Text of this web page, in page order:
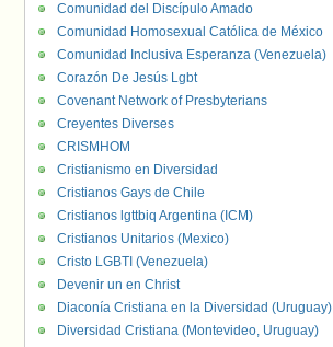
Comunidad del Discípulo Amado
Comunidad Homosexual Católica de México
Comunidad Inclusiva Esperanza (Venezuela)
Corazón De Jesús Lgbt
Covenant Network of Presbyterians
Creyentes Diverses
CRISMHOM
Cristianismo en Diversidad
Cristianos Gays de Chile
Cristianos lgttbiq Argentina (ICM)
Cristianos Unitarios (Mexico)
Cristo LGBTI (Venezuela)
Devenir un en Christ
Diaconía Cristiana en la Diversidad (Uruguay)
Diversidad Cristiana (Montevideo, Uruguay)